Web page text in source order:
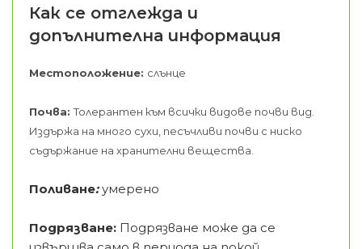
Как се отглежда и
допълнителна информация
Местоположение: слънце
Почва:Толерантен към всички видове почви вид.
Издържа на много сухи, песъчливи почви с ниско
съдържание на хранителни вещества.
Поливане:умерено
Подрязване: Подрязване може да се